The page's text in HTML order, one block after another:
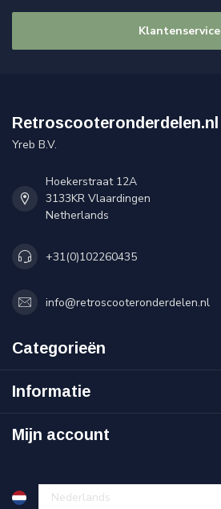
Klantenservice
Retroscooteronderdelen.nl
Yreb B.V.
Hoekerstraat 12A
3133KR Vlaardingen
Netherlands
+31(0)102260435
info@retroscooteronderdelen.nl
Categorieën
Informatie
Mijn account